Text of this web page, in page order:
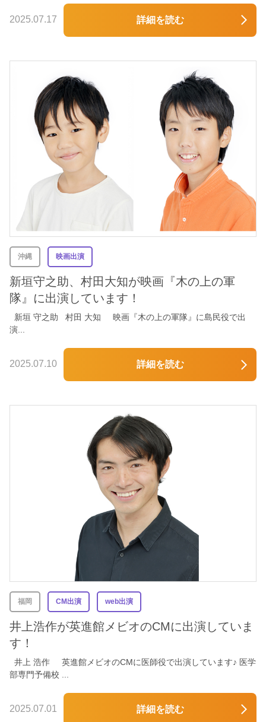
2025.07.17 詳細を読む
沖縄 映画出演
新垣守之助、村田大知が映画『木の上の軍
隊』に出演しています！
新垣 守之助 村田 大知 映画『木の上の軍隊』に島民役で出
演...
2025.07.10 詳細を読む
福岡 CM出演 web出演
井上浩作が英進館メビオのCMに出演していま
す！
井上 浩作 英進館メビオのCMに医師役で出演しています♪ 医学
部専門予備校 ...
2025.07.01 詳細を読む